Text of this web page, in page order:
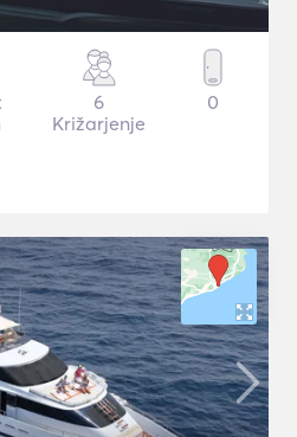
6
Križarjenje
0